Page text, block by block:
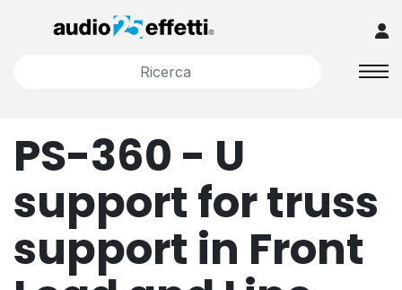
PS-360 - U
support for truss
support in Front